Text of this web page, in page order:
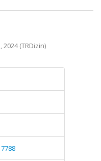
2024 (TRDizin)